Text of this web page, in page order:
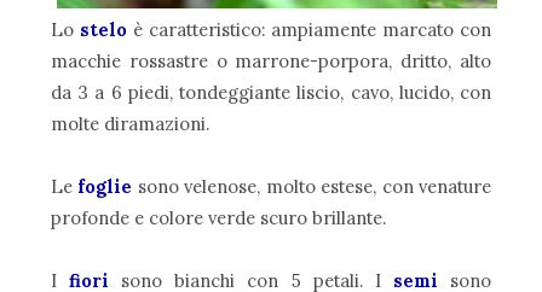
Lo stelo è caratteristico: ampiamente marcato con
macchie rossastre o marrone-porpora, dritto, alto
da 3 a 6 piedi, tondeggiante liscio, cavo, lucido, con
molte diramazioni.
Le foglie sono velenose, molto estese, con venature
profonde e colore verde scuro brillante.
I fiori sono bianchi con 5 petali. I semi sono